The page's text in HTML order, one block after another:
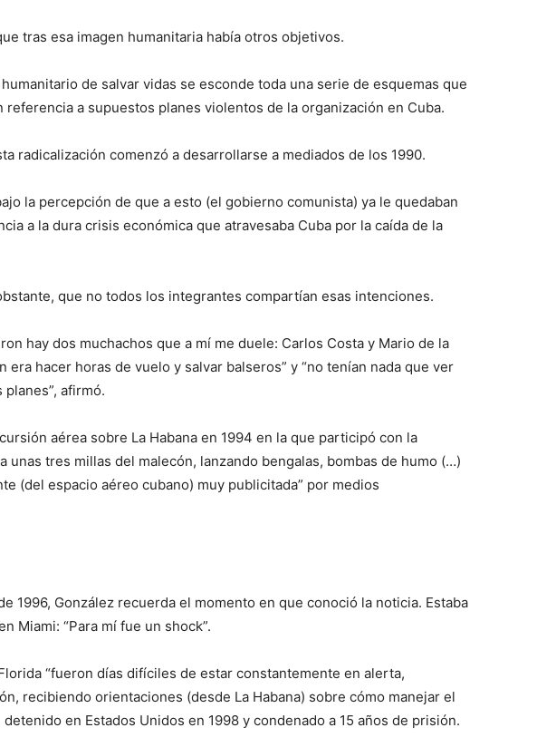
tras esa imagen humanitaria había otros objetivos.
de salvar vidas se esconde toda una serie de esquemas que
referencia a supuestos planes violentos de la organización en Cuba.
radicalización comenzó a desarrollarse a mediados de los 1990.
la percepción de que a esto (el gobierno comunista) ya le quedaban
a la dura crisis económica que atravesaba Cuba por la caída de la
que no todos los integrantes compartían esas intenciones.
hay dos muchachos que a mí me duele: Carlos Costa y Mario de la
era hacer horas de vuelo y salvar balseros” y “no tenían nada que ver
afirmó.
aérea sobre La Habana en 1994 en la que participó con la
unas tres millas del malecón, lanzando bengalas, bombas de humo (…)
(del espacio aéreo cubano) muy publicitada” por medios
1996, González recuerda el momento en que conoció la noticia. Estaba
Miami: “Para mí fue un shock”.
“fueron días difíciles de estar constantemente en alerta,
recibiendo orientaciones (desde La Habana) sobre cómo manejar el
detenido en Estados Unidos en 1998 y condenado a 15 años de prisión.